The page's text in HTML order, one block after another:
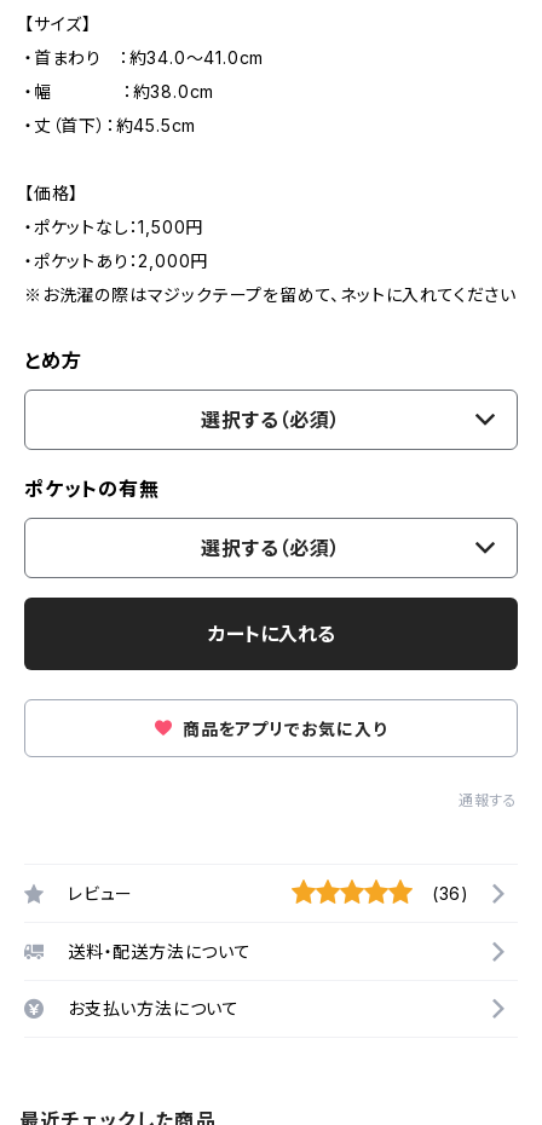
【サイズ】
・首まわり ：約34.0～41.0cm
・幅 ：約38.0cm
・丈（首下）：約45.5cm
【価格】
・ポケットなし：1,500円
・ポケットあり：2,000円
※お洗濯の際はマジックテープを留めて、ネットに入れてください
とめ方
選択する（必須）
ポケットの有無
選択する（必須）
カートに入れる
商品をアプリでお気に入り
通報する
レビュー (36)
送料・配送方法について
お支払い方法について
最近チェックした商品